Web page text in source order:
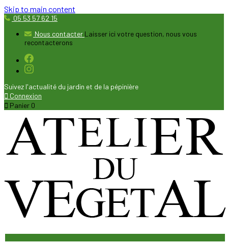
Skip to main content
05 53 57 62 15
Nous contacter Laisser ici votre question, nous vous
recontacterons
Suivez l'actualité du jardin et de la pépinière
 Connexion
 Panier 0